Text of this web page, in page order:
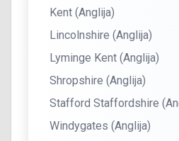
Kent (Anglija)
Lincolnshire (Anglija)
Lyminge Kent (Anglija)
Shropshire (Anglija)
Stafford Staffordshire
Windygates (Anglija)